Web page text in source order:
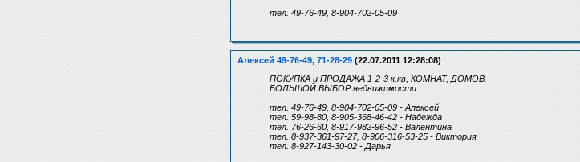
тел. 49-76-49, 8-904-702-05-09
Алексей 49-76-49, 71-28-29 (22.07.2011 12:28:08)
ПОКУПКА и ПРОДАЖА 1-2-3 к.кв, КОМНАТ, ДОМОВ.
БОЛЬШОЙ ВЫБОР недвижимости:
тел. 49-76-49, 8-904-702-05-09 - Алексей
тел. 59-98-80, 8-905-368-46-42 - Надежда
тел. 76-26-60, 8-917-982-96-52 - Валентина
тел. 8-937-361-97-27, 8-906-316-53-25 - Виктория
тел. 8-927-143-30-02 - Дарья